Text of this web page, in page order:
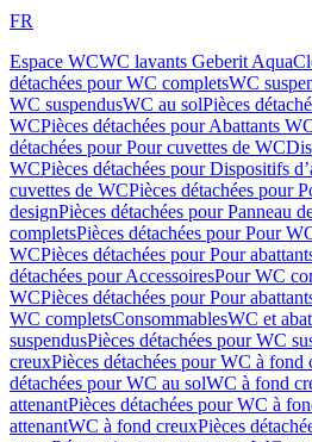
FR
Espace WCWC lavants Geberit
détachées pour WC completsWC
WC suspendusWC au solPièces
WCPièces détachées pour Abattants
détachées pour Pour cuvettes de WC
WCPièces détachées pour Dispositifs
cuvettes de WCPièces détachées pour
designPièces détachées pour Panneau
completsPièces détachées pour Pour
WCPièces détachées pour Pour
détachées pour AccessoiresPour WC
WCPièces détachées pour Pour
WC completsConsommablesWC et
suspendusPièces détachées pour WC
creuxPièces détachées pour WC à fond
détachées pour WC au solWC à fond
attenantPièces détachées pour WC à
attenantWC à fond creuxPièces